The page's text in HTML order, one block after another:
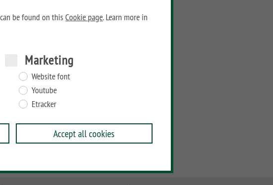
be found on thisCookie page. Learn more in
Marketing
Website font
Youtube
Etracker
Accept all cookies
Depth: 90 cm
Recommended retail price:
1749,00